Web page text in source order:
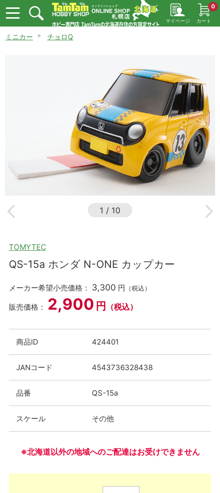
マイページ カート
0
ミニカー チョロQ
1 / 10
TOMYTEC
QS-15a ホンダ N-ONE カップカー
メーカー希望小売価格： 3,300 円 （税込）
販売価格： 2,900 円 （税込）
商品ID 424401
JANコード 4543736328438
品番 QS-15a
スケール その他
※北海道以外の地域へのご配達はお受けできません